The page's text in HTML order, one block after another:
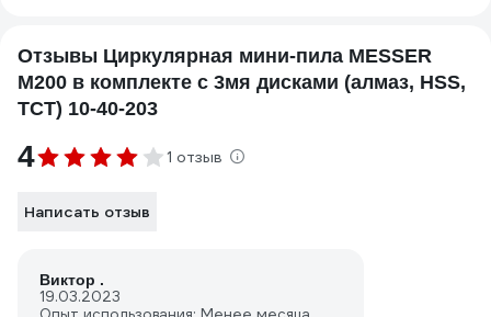
Отзывы Циркулярная мини-пила MESSER
M200 в комплекте с 3мя дисками (алмаз, HSS,
TCT) 10-40-203
4 1 отзыв
Написать отзыв
Виктор .
19.03.2023